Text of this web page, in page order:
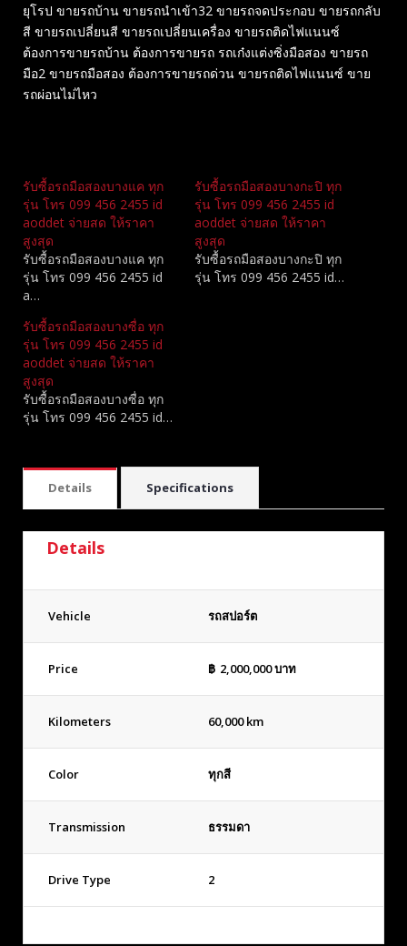
ยุโรป ขายรถบ้าน ขายรถนำเข้า32 ขายรถจดประกอบ ขายรถกลับ
สี ขายรถเปลี่ยนสี ขายรถเปลี่ยนเครื่อง ขายรถติดไฟแนนซ์
ต้องการขายรถบ้าน ต้องการขายรถ รถเก๋งแต่งซิ่งมือสอง ขายรถ
มือ2 ขายรถมือสอง ต้องการขายรถด่วน ขายรถติดไฟแนนซ์ ขาย
รถผ่อนไม่ไหว
รับซื้อรถมือสองบางแค ทุก
รุ่น โทร 099 456 2455 id
aoddet จ่ายสด ให้ราคา
สูงสุด
รับซื้อรถมือสองบางแค ทุก
รุ่น โทร 099 456 2455 id
a…
รับซื้อรถมือสองบางกะปิ ทุก
รุ่น โทร 099 456 2455 id
aoddet จ่ายสด ให้ราคา
สูงสุด
รับซื้อรถมือสองบางกะปิ ทุก
รุ่น โทร 099 456 2455 id…
รับซื้อรถมือสองบางซื่อ ทุก
รุ่น โทร 099 456 2455 id
aoddet จ่ายสด ให้ราคา
สูงสุด
รับซื้อรถมือสองบางซื่อ ทุก
รุ่น โทร 099 456 2455 id…
Details Specifications
Details
Vehicle รถสปอร์ต
Price ฿ 2,000,000บาท
Kilometers 60,000 km
Color ทุกสี
Transmission ธรรมดา
Drive Type 2